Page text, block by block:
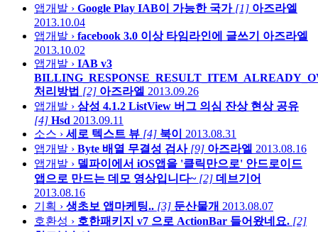
앱개발 › Google Play IAB이 가능한 국가 [1] 아즈라엘
2013.10.04
앱개발 › facebook 3.0 이상 타임라인에 글쓰기
아즈라엘
2013.10.02
앱개발 › IAB v3
처리방법 [2] 아즈라엘 2013.09.26
앱개발 › 삼성 4.1.2 ListView 버그 의심 잔상 현상 공유
[4] Hsd 2013.09.11
소스 › 세로 텍스트 뷰 [4] 북이
2013.08.31
앱개발 › Byte 배열 무결성 검사 [9] 아즈라엘 2013.08.16
앱개발 › 델파이에서 iOS앱을 '클릭만으로' 안드로이드
앱으로 만드는 데모 영상입니다~ [2] 데브기어
2013.08.16
기획 › 생초보 앱마케팅.. [3] 둔산물개 2013.08.07
호환성 › 호한패키지 v7 으로 ActionBar 들어왔네요. [2]